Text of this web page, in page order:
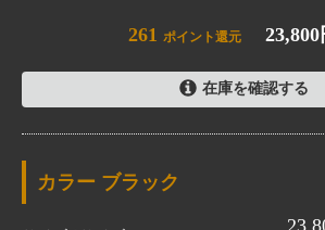
261 ポイント還元
在庫を確認する
カラー ブラック